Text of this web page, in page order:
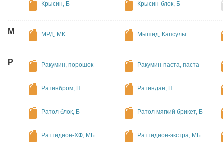
Крысин, Б Крысин-блок, Б
М МРД, МК Мышид, Капсулы
Р Ракумин, порошок Ракумин-паста, паста
Ратинбром, П Ратиндан, П
Ратол блок, Б Ратол мягкий брикет, Б
Раттидион-ХФ, МБ Раттидион-экстра, МБ